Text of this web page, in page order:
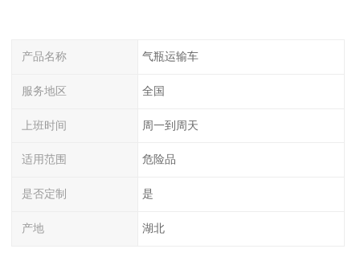
产品名称 气瓶运输车
服务地区 全国
上班时间 周一到周天
适用范围 危险品
是否定制 是
产地 湖北